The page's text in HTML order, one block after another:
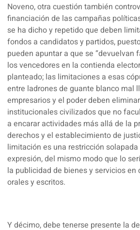
Noveno, otra cuestión también
financiación de las campañas
se ha dicho y repetido que deben
fondos a candidatos y partidos,
pueden apuntar a que se “devuelvan
los vencedores en la contienda
planteado; las limitaciones a esas
entre ladrones de guante blanco mal
empresarios y el poder deben
institucionales civilizados que no
a encarar actividades más allá de la
derechos y el establecimiento de
limitación es una restricción
expresión, del mismo modo que lo
la publicidad de bienes y servicios en
orales y escritos.
Y décimo, debe tenerse presente la